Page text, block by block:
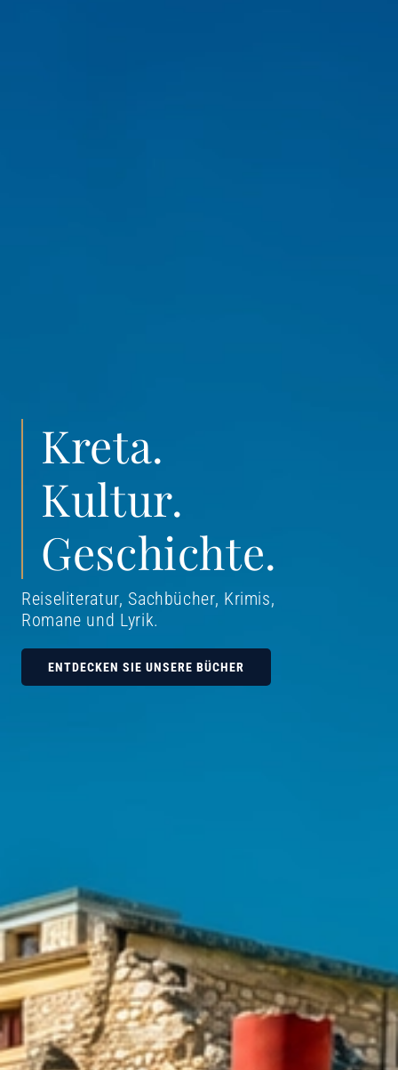
Kreta.
Kultur.
Geschichte.
Reiseliteratur, Sachbücher, Krimis,
Romane und Lyrik.
ENTDECKEN SIE UNSERE BÜCHER